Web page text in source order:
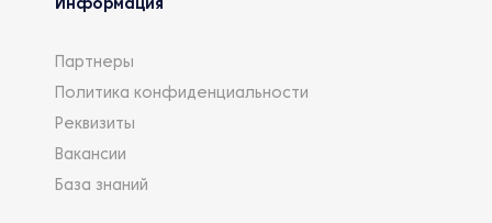
Информация
Партнеры
Политика конфиденциальности
Реквизиты
Вакансии
База знаний